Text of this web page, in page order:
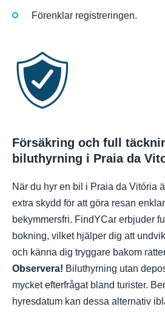
Förenklar registreringen.
Försäkring och full
biluthyrning i Praia da
När du hyr en bil i Praia da Vitória
extra skydd för att göra resan
bekymmersfri. FindYCar erbjuder
bokning, vilket hjälper dig att
och känna dig tryggare bakom
Observera! Biluthyrning utan
mycket efterfrågat bland turister.
hyresdatum kan dessa alternativ